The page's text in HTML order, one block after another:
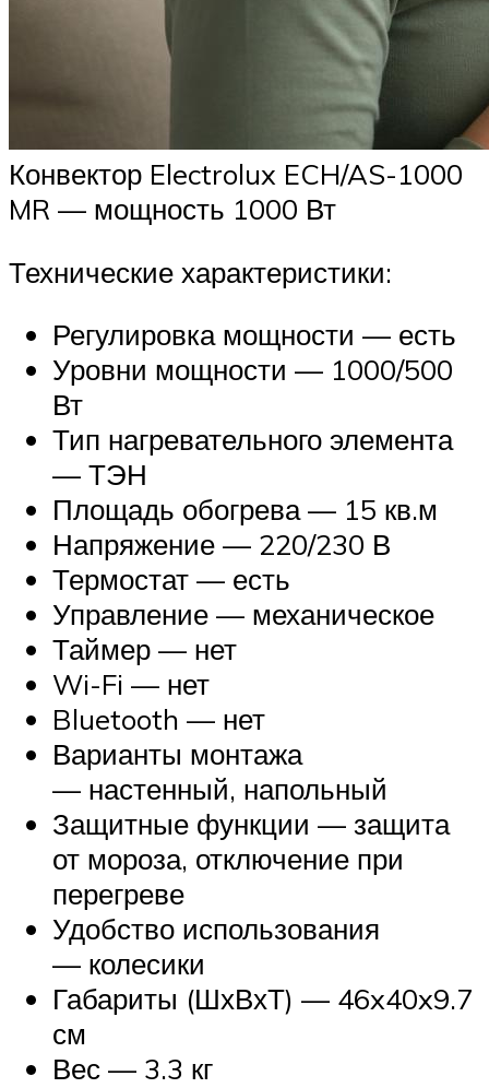
Конвектор Electrolux ECH/AS-1000
MR — мощность 1000 Вт
Технические характеристики:
Регулировка мощности — есть
Уровни мощности — 1000/500
Вт
Тип нагревательного элемента
— ТЭН
Площадь обогрева — 15 кв.м
Напряжение — 220/230 В
Термостат — есть
Управление — механическое
Таймер — нет
Wi-Fi — нет
Bluetooth — нет
Варианты монтажа
— настенный, напольный
Защитные функции — защита
от мороза, отключение при
перегреве
Удобство использования
— колесики
Габариты (ШхВхТ) — 46x40x9.7
см
Вес — 3.3 кг